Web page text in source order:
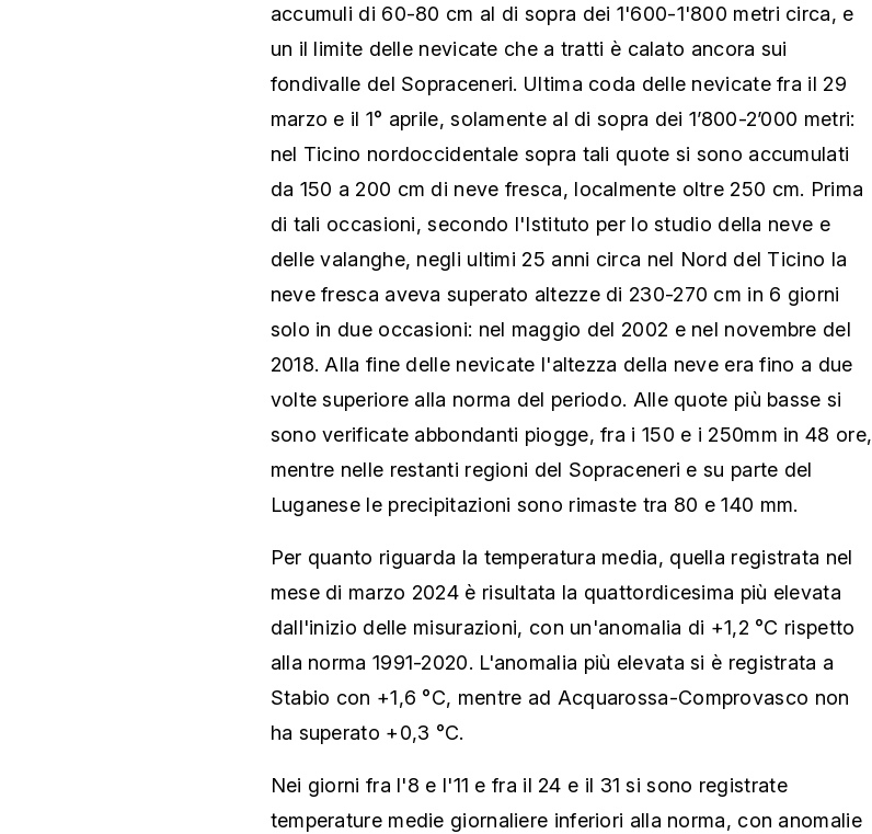
accumuli di 60-80 cm al di sopra dei 1'600-1'800 metri circa, e
un il limite delle nevicate che a tratti è calato ancora sui
fondivalle del Sopraceneri. Ultima coda delle nevicate fra il 29
marzo e il 1° aprile, solamente al di sopra dei 1’800-2’000 metri:
nel Ticino nordoccidentale sopra tali quote si sono accumulati
da 150 a 200 cm di neve fresca, localmente oltre 250 cm. Prima
di tali occasioni, secondo l'Istituto per lo studio della neve e
delle valanghe, negli ultimi 25 anni circa nel Nord del Ticino la
neve fresca aveva superato altezze di 230-270 cm in 6 giorni
solo in due occasioni: nel maggio del 2002 e nel novembre del
2018. Alla fine delle nevicate l'altezza della neve era fino a due
volte superiore alla norma del periodo. Alle quote più basse si
sono verificate abbondanti piogge, fra i 150 e i 250mm in 48 ore,
mentre nelle restanti regioni del Sopraceneri e su parte del
Luganese le precipitazioni sono rimaste tra 80 e 140 mm.
Per quanto riguarda la temperatura media, quella registrata nel
mese di marzo 2024 è risultata la quattordicesima più elevata
dall'inizio delle misurazioni, con un'anomalia di +1,2 °C rispetto
alla norma 1991-2020. L'anomalia più elevata si è registrata a
Stabio con +1,6 °C, mentre ad Acquarossa-Comprovasco non
ha superato +0,3 °C.
Nei giorni fra l'8 e l'11 e fra il 24 e il 31 si sono registrate
temperature medie giornaliere inferiori alla norma, con anomalie